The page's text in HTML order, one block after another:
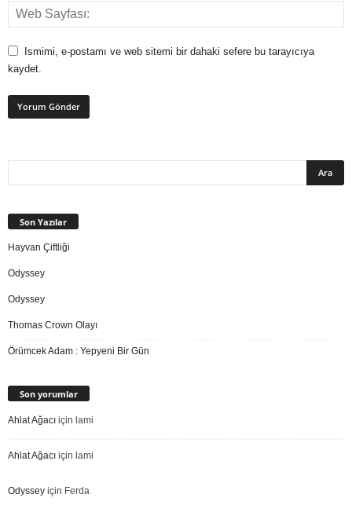
Ismimi, e-postamı ve web sitemi bir dahaki sefere bu tarayıcıya
kaydet.
Son Yazılar
Hayvan Çiftliği
Odyssey
Odyssey
Thomas Crown Olayı
Örümcek Adam : Yepyeni Bir Gün
Son yorumlar
Ahlat Ağacı için lami
Ahlat Ağacı için lami
Odyssey için Ferda